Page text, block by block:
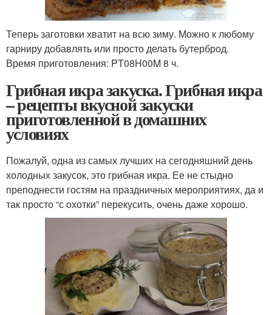
Теперь заготовки хватит на всю зиму. Можно к любому
гарниру добавлять или просто делать бутерброд.
Время приготовления: PT08H00M 8 ч.
Грибная икра закуска. Грибная икра
– рецепты вкусной закуски
приготовленной в домашних
условиях
Пожалуй, одна из самых лучших на сегодняшний день
холодных закусок, это грибная икра. Ее не стыдно
преподнести гостям на праздничных мероприятиях, да и
так просто “с охотки” перекусить, очень даже хорошо.